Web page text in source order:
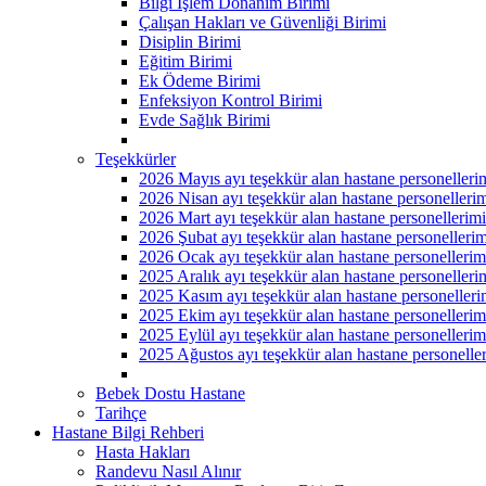
Çalışan Hakları ve Güvenliği Birimi
Disiplin Birimi
Eğitim Birimi
Ek Ödeme Birimi
Enfeksiyon Kontrol Birimi
Evde Sağlık Birimi
Teşekkürler
2026 Mayıs ayı teşekkür alan hastane
2026 Nisan ayı teşekkür alan hastane
2026 Mart ayı teşekkür alan hastane
2026 Şubat ayı teşekkür alan hastane
2026 Ocak ayı teşekkür alan hastane
2025 Aralık ayı teşekkür alan hastane
2025 Kasım ayı teşekkür alan hastane
2025 Ekim ayı teşekkür alan hastane
2025 Eylül ayı teşekkür alan hastane
2025 Ağustos ayı teşekkür alan hastane
Bebek Dostu Hastane
Tarihçe
Hastane Bilgi Rehberi
Hasta Hakları
Randevu Nasıl Alınır